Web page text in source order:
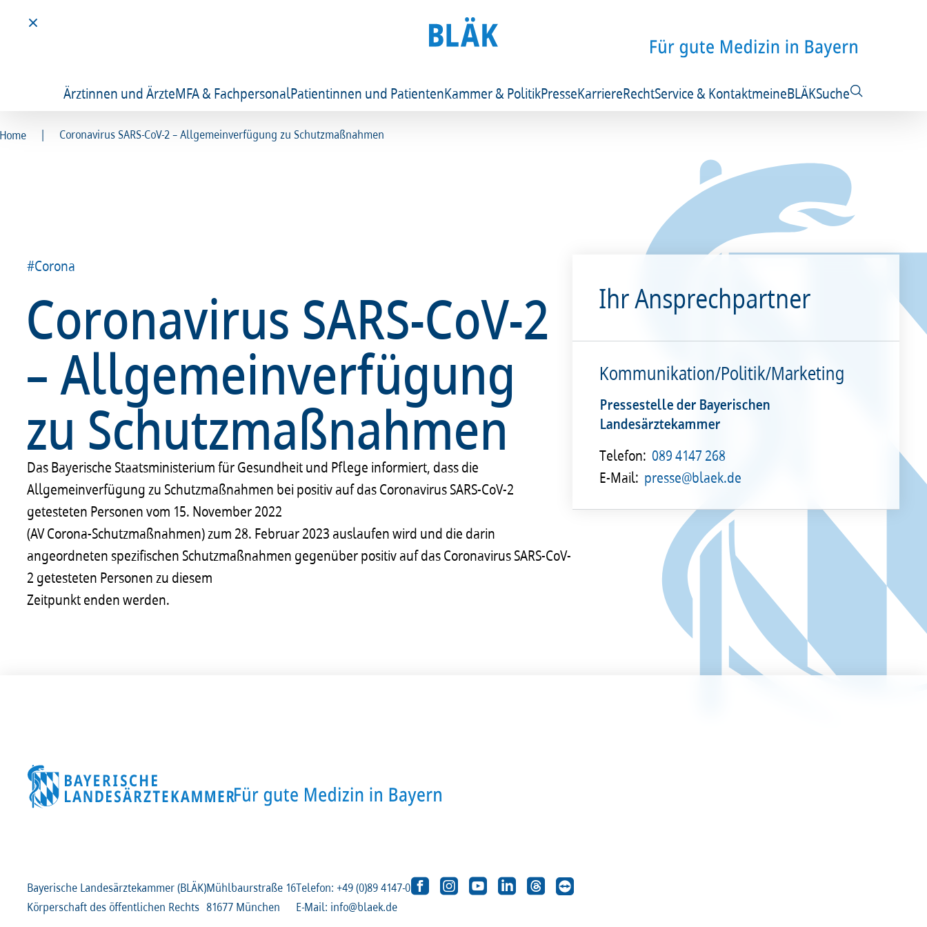
Ärztinnen und ÄrzteMFA & FachpersonalPatientinnen und PatientenKammer & PolitikPresseKarriereRechtService & KontaktmeineBLÄKSuche
Home | Coronavirus SARS-CoV-2 – Allgemeinverfügung zu Schutzmaßnahmen
#Corona
Coronavirus SARS-CoV-2
– Allgemeinverfügung
zu Schutzmaßnahmen
Das Bayerische Staatsministerium für Gesundheit und Pflege informiert, dass die
Allgemeinverfügung zu Schutzmaßnahmen bei positiv auf das Coronavirus SARS-CoV-2
getesteten Personen vom 15. November 2022
(AV Corona-Schutzmaßnahmen) zum 28. Februar 2023 auslaufen wird und die darin
angeordneten spezifischen Schutzmaßnahmen gegenüber positiv auf das Coronavirus SARS-CoV-
2 getesteten Personen zu diesem
Zeitpunkt enden werden.
Ihr Ansprechpartner
Kommunikation/Politik/Marketing
Pressestelle der Bayerischen
Landesärztekammer
Telefon: 089 4147 268
E-Mail: presse@blaek.de
Bayerische Landesärztekammer (BLÄK)
Körperschaft des öffentlichen Rechts
Mühlbaurstraße 16
81677 München
Telefon: +49 (0)89 4147-0
E-Mail: info@blaek.de